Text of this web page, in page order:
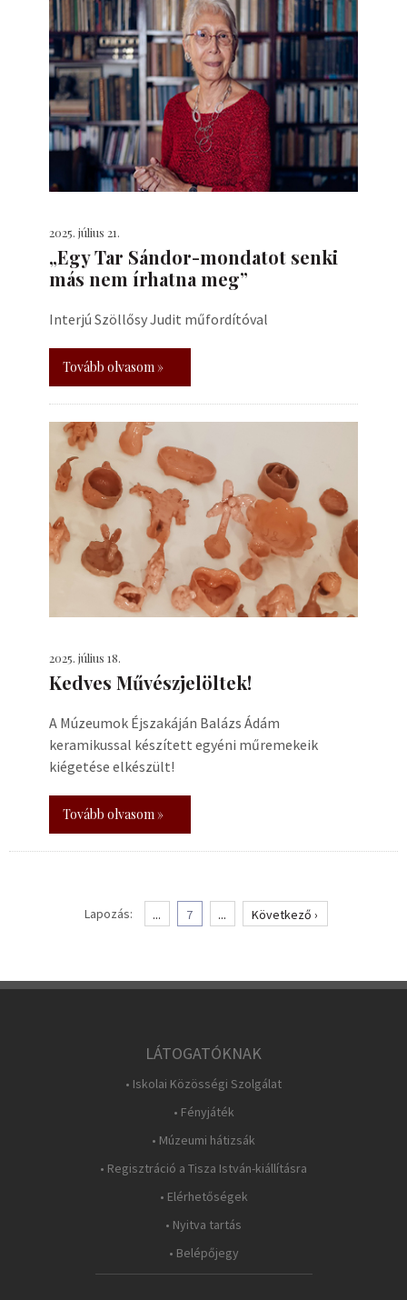
2025. július 21.
„Egy Tar Sándor-mondatot senki
más nem írhatna meg”
Interjú Szöllősy Judit műfordítóval
Tovább olvasom »
2025. július 18.
Kedves Művészjelöltek!
A Múzeumok Éjszakáján Balázs Ádám
keramikussal készített egyéni műremekeik
kiégetése elkészült!
Tovább olvasom »
Lapozás: ... 7 ... Következő ›
LÁTOGATÓKNAK
• Iskolai Közösségi Szolgálat
• Fényjáték
• Múzeumi hátizsák
• Regisztráció a Tisza István-kiállításra
• Elérhetőségek
• Nyitva tartás
• Belépőjegy